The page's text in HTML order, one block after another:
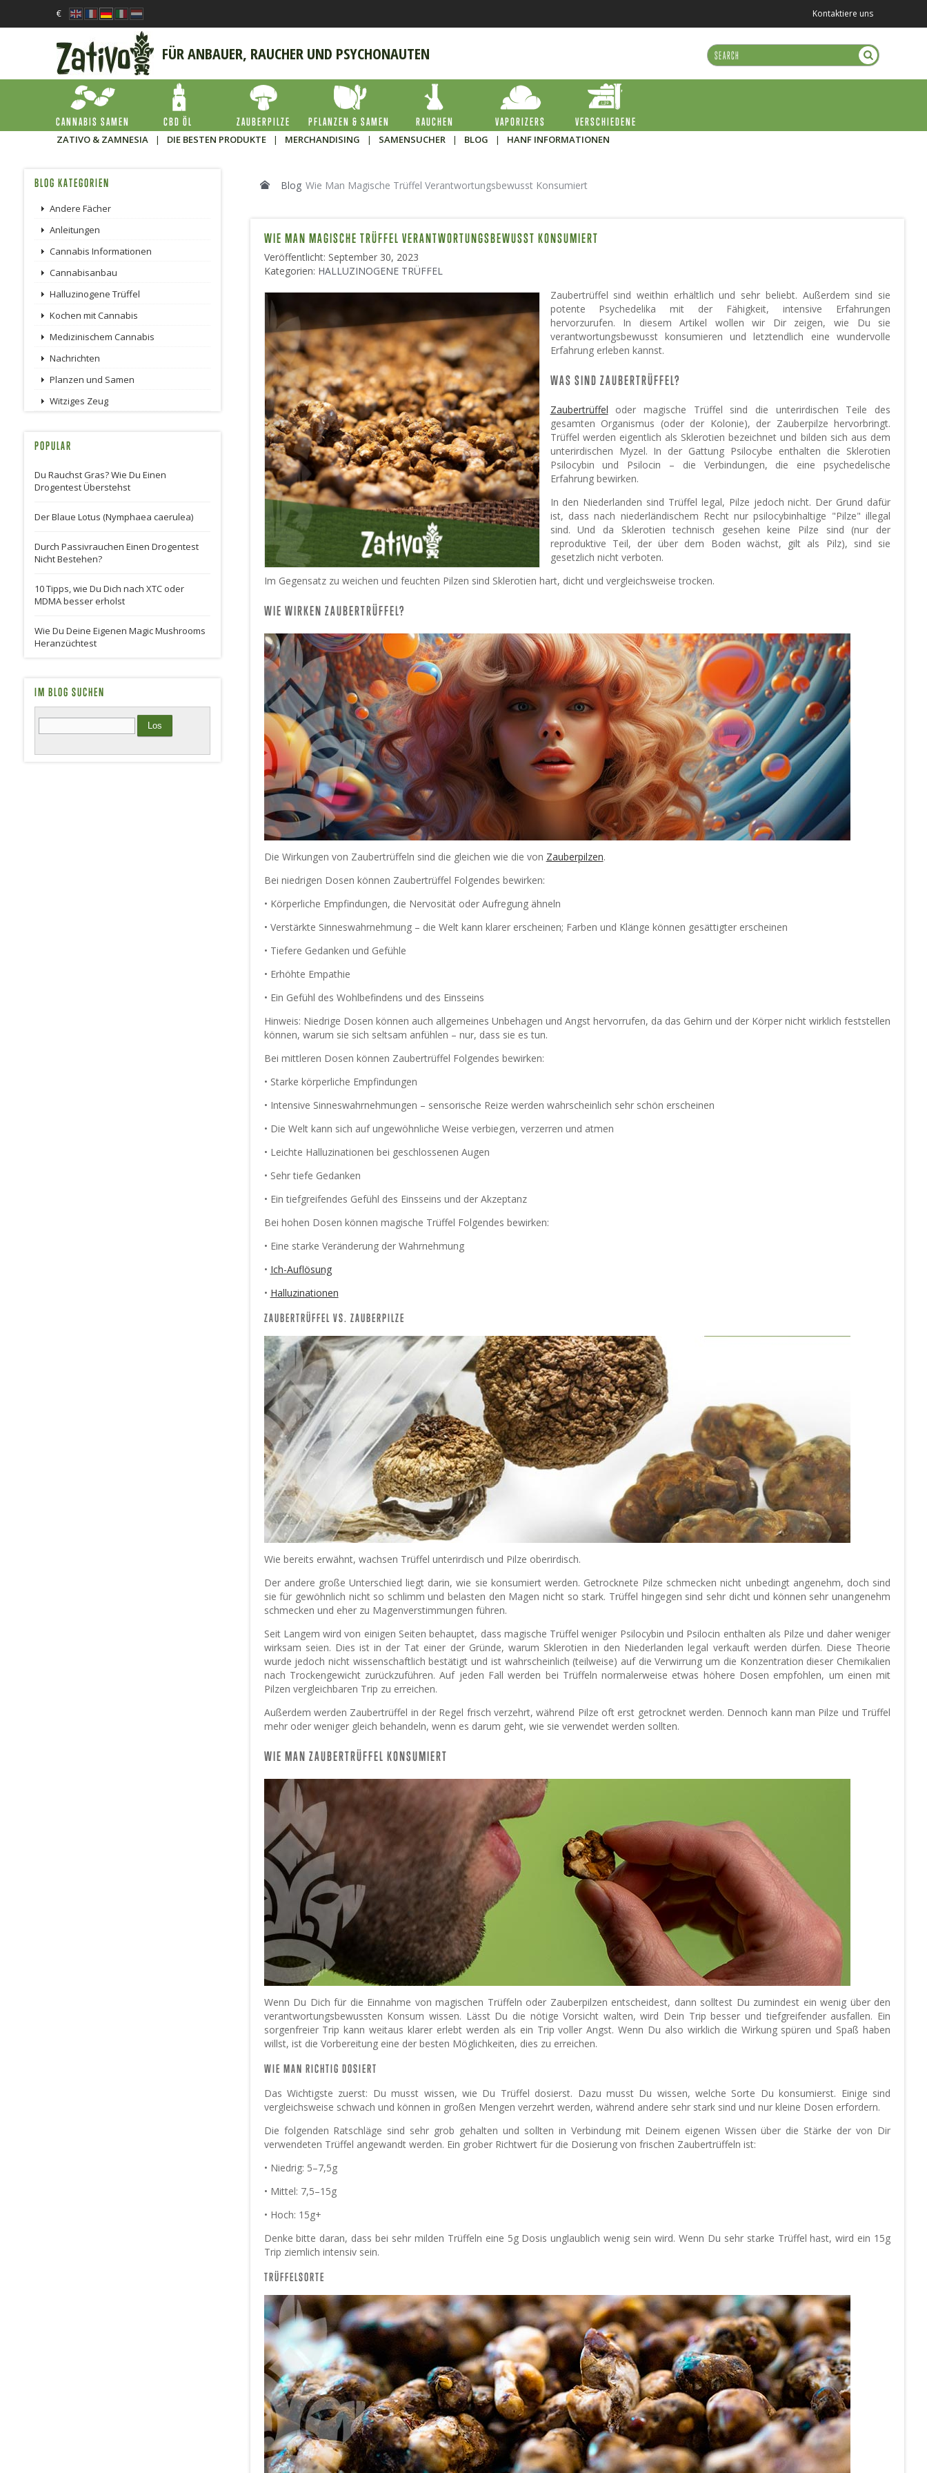
€ Kontaktiere uns
FÜR ANBAUER, RAUCHER UND PSYCHONAUTEN
CANNABIS SAMEN CBD ÖL ZAUBERPILZE PFLANZEN & SAMEN RAUCHEN VAPORIZERS
VERSCHIEDENE
ZATIVO & ZAMNESIA
| DIE BESTEN PRODUKTE | MERCHANDISING | SAMENSUCHER | BLOG | HANF INFORMATIONEN
Blog Wie Man Magische Trüffel Verantwortungsbewusst Konsumiert
WIE MAN MAGISCHE TRÜFFEL VERANTWORTUNGSBEWUSST KONSUMIERT
Veröffentlicht: September 30, 2023
Kategorien: HALLUZINOGENE TRÜFFEL
Zaubertrüffel sind weithin erhältlich und sehr beliebt. Außerdem sind sie
potente Psychedelika mit der Fähigkeit, intensive Erfahrungen
hervorzurufen. In diesem Artikel wollen wir Dir zeigen, wie Du sie
verantwortungsbewusst konsumieren und letztendlich eine wundervolle
Erfahrung erleben kannst.
WAS SIND ZAUBERTRÜFFEL?
Zaubertrüffel oder magische Trüffel sind die unterirdischen Teile des
gesamten Organismus (oder der Kolonie), der Zauberpilze hervorbringt.
Trüffel werden eigentlich als Sklerotien bezeichnet und bilden sich aus dem
unterirdischen Myzel. In der Gattung Psilocybe enthalten die Sklerotien
Psilocybin und Psilocin – die Verbindungen, die eine psychedelische
Erfahrung bewirken.
In den Niederlanden sind Trüffel legal, Pilze jedoch nicht. Der Grund dafür
ist, dass nach niederländischem Recht nur psilocybinhaltige "Pilze" illegal
sind. Und da Sklerotien technisch gesehen keine Pilze sind (nur der
reproduktive Teil, der über dem Boden wächst, gilt als Pilz), sind sie
gesetzlich nicht verboten.
Im Gegensatz zu weichen und feuchten Pilzen sind Sklerotien hart, dicht und vergleichsweise trocken.
WIE WIRKEN ZAUBERTRÜFFEL?
Die Wirkungen von Zaubertrüffeln sind die gleichen wie die von Zauberpilzen.
Bei niedrigen Dosen können Zaubertrüffel Folgendes bewirken:
• Körperliche Empfindungen, die Nervosität oder Aufregung ähneln
• Verstärkte Sinneswahrnehmung – die Welt kann klarer erscheinen; Farben und Klänge können gesättigter erscheinen
• Tiefere Gedanken und Gefühle
• Erhöhte Empathie
• Ein Gefühl des Wohlbefindens und des Einsseins
Hinweis: Niedrige Dosen können auch allgemeines Unbehagen und Angst hervorrufen, da das Gehirn und der Körper nicht wirklich feststellen
können, warum sie sich seltsam anfühlen – nur, dass sie es tun.
Bei mittleren Dosen können Zaubertrüffel Folgendes bewirken:
• Starke körperliche Empfindungen
• Intensive Sinneswahrnehmungen – sensorische Reize werden wahrscheinlich sehr schön erscheinen
• Die Welt kann sich auf ungewöhnliche Weise verbiegen, verzerren und atmen
• Leichte Halluzinationen bei geschlossenen Augen
• Sehr tiefe Gedanken
• Ein tiefgreifendes Gefühl des Einsseins und der Akzeptanz
Bei hohen Dosen können magische Trüffel Folgendes bewirken:
• Eine starke Veränderung der Wahrnehmung
• Ich-Auflösung
• Halluzinationen
ZAUBERTRÜFFEL VS. ZAUBERPILZE
Wie bereits erwähnt, wachsen Trüffel unterirdisch und Pilze oberirdisch.
Der andere große Unterschied liegt darin, wie sie konsumiert werden. Getrocknete Pilze schmecken nicht unbedingt angenehm, doch sind
sie für gewöhnlich nicht so schlimm und belasten den Magen nicht so stark. Trüffel hingegen sind sehr dicht und können sehr unangenehm
schmecken und eher zu Magenverstimmungen führen.
Seit Langem wird von einigen Seiten behauptet, dass magische Trüffel weniger Psilocybin und Psilocin enthalten als Pilze und daher weniger
wirksam seien. Dies ist in der Tat einer der Gründe, warum Sklerotien in den Niederlanden legal verkauft werden dürfen. Diese Theorie
wurde jedoch nicht wissenschaftlich bestätigt und ist wahrscheinlich (teilweise) auf die Verwirrung um die Konzentration dieser Chemikalien
nach Trockengewicht zurückzuführen. Auf jeden Fall werden bei Trüffeln normalerweise etwas höhere Dosen empfohlen, um einen mit
Pilzen vergleichbaren Trip zu erreichen.
Außerdem werden Zaubertrüffel in der Regel frisch verzehrt, während Pilze oft erst getrocknet werden. Dennoch kann man Pilze und Trüffel
mehr oder weniger gleich behandeln, wenn es darum geht, wie sie verwendet werden sollten.
WIE MAN ZAUBERTRÜFFEL KONSUMIERT
Wenn Du Dich für die Einnahme von magischen Trüffeln oder Zauberpilzen entscheidest, dann solltest Du zumindest ein wenig über den
verantwortungsbewussten Konsum wissen. Lässt Du die nötige Vorsicht walten, wird Dein Trip besser und tiefgreifender ausfallen. Ein
sorgenfreier Trip kann weitaus klarer erlebt werden als ein Trip voller Angst. Wenn Du also wirklich die Wirkung spüren und Spaß haben
willst, ist die Vorbereitung eine der besten Möglichkeiten, dies zu erreichen.
WIE MAN RICHTIG DOSIERT
Das Wichtigste zuerst: Du musst wissen, wie Du Trüffel dosierst. Dazu musst Du wissen, welche Sorte Du konsumierst. Einige sind
vergleichsweise schwach und können in großen Mengen verzehrt werden, während andere sehr stark sind und nur kleine Dosen erfordern.
Die folgenden Ratschläge sind sehr grob gehalten und sollten in Verbindung mit Deinem eigenen Wissen über die Stärke der von Dir
verwendeten Trüffel angewandt werden. Ein grober Richtwert für die Dosierung von frischen Zaubertrüffeln ist:
• Niedrig: 5–7,5g
• Mittel: 7,5–15g
• Hoch: 15g+
Denke bitte daran, dass bei sehr milden Trüffeln eine 5g Dosis unglaublich wenig sein wird. Wenn Du sehr starke Trüffel hast, wird ein 15g
Trip ziemlich intensiv sein.
TRÜFFELSORTE
BLOG KATEGORIEN
Andere Fächer
Anleitungen
Cannabis Informationen
Cannabisanbau
Halluzinogene Trüffel
Kochen mit Cannabis
Medizinischem Cannabis
Nachrichten
Planzen und Samen
Witziges Zeug
POPULAR
Du Rauchst Gras? Wie Du Einen
Drogentest Überstehst
Der Blaue Lotus (Nymphaea caerulea)
Durch Passivrauchen Einen Drogentest
Nicht Bestehen?
10 Tipps, wie Du Dich nach XTC oder
MDMA besser erholst
Wie Du Deine Eigenen Magic Mushrooms
Heranzüchtest
IM BLOG SUCHEN